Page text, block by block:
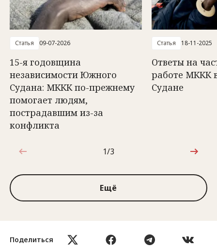
Поделиться
Статья 09-07-2026
15-я годовщина
независимости Южного
Судана: МККК по-прежнему
помогает людям,
пострадавшим из-за
конфликта
Статья 18-11-2025
Ответы на
работе МККК
Судане
1 из 3
1/3
Ещё